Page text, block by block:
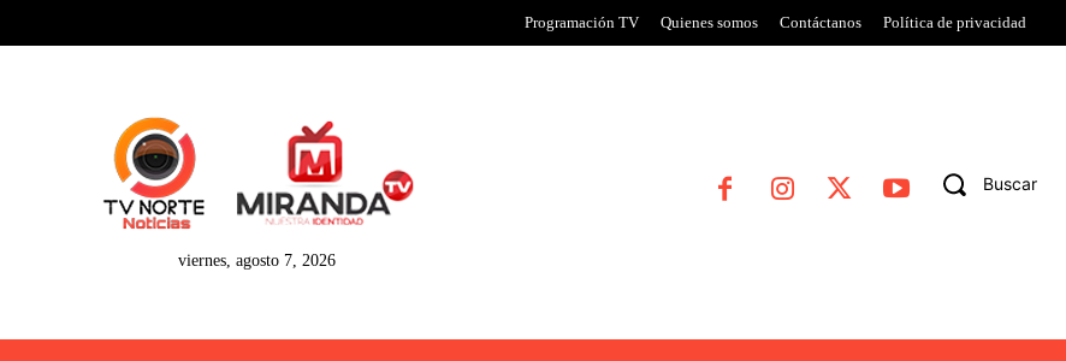
Programación TV Quienes somos Contáctanos Política de privacidad
viernes, agosto 7, 2026
Buscar